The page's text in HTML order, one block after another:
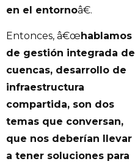
en el entornoâ€.
Entonces, â€œ hablamos
de gestión integrada de
cuencas, desarrollo de
infraestructura
compartida, son dos
temas que conversan,
que nos deberían llevar
a tener soluciones para